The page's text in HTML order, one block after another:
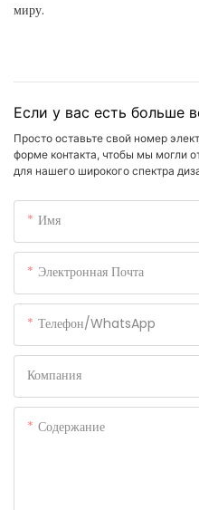
миру.
Если у вас есть больше
Просто оставьте свой номер
форме контакта, чтобы мы могли
для нашего широкого спектра
Имя
Электронная Почта
Телефон/WhatsApp
Компания
Содержание